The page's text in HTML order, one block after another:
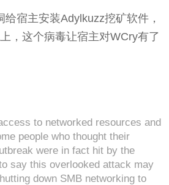
宿主安装Adylkuzz挖矿软件，
，这个病毒让宿主对WCry有了
to networked resources and
people who thought their
were in fact hit by the
say this overlooked attack may
down SMB networking to